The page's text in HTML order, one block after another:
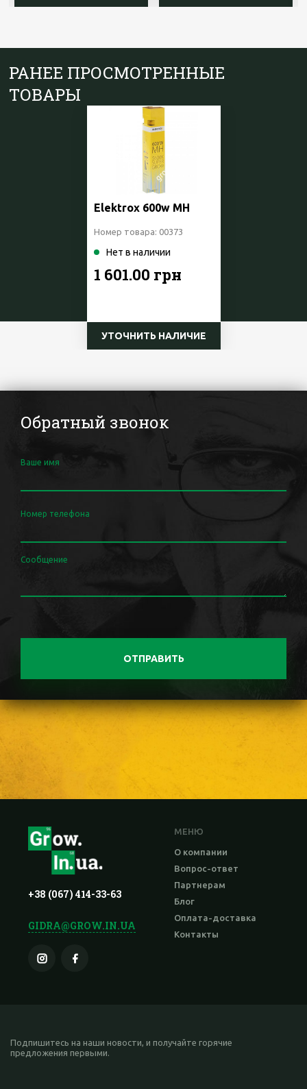
РАНЕЕ ПРОСМОТРЕННЫЕ
ТОВАРЫ
Elektrox 600w MH
Номер товара: 00373
Нет в наличии
1 601.00 грн
УТОЧНИТЬ НАЛИЧИЕ
Обратный звонок
Ваше имя
Номер телефона
Сообщение
ОТПРАВИТЬ
+38 (067) 414-33-63
GIDRA@GROW.IN.UA
МЕНЮ
О компании
Вопрос-ответ
Партнерам
Блог
Оплата-доставка
Контакты
Подпишитесь на наши новости, и получайте горячие
предложения первыми.